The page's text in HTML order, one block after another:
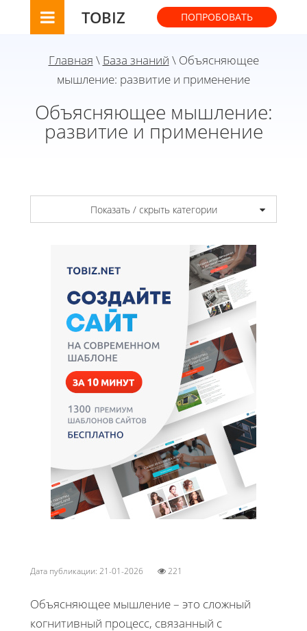
TOBIZ ПОПРОБОВАТЬ
Главная \ База знаний \ Объясняющее
мышление: развитие и применение
Объясняющее мышление:
развитие и применение
Показать / скрыть категории
Дата публикации: 21-01-2026 221
Объясняющее мышление – это сложный
когнитивный процесс, связанный с